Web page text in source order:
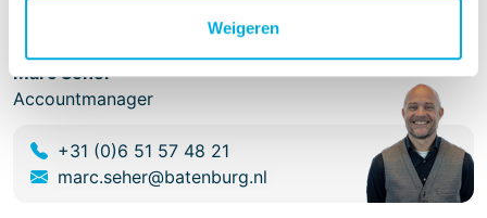
Weigeren
Meer informatie over stations?
Marc Seher
Accountmanager
+31 (0)6 51 57 48 21
marc.seher@batenburg.nl